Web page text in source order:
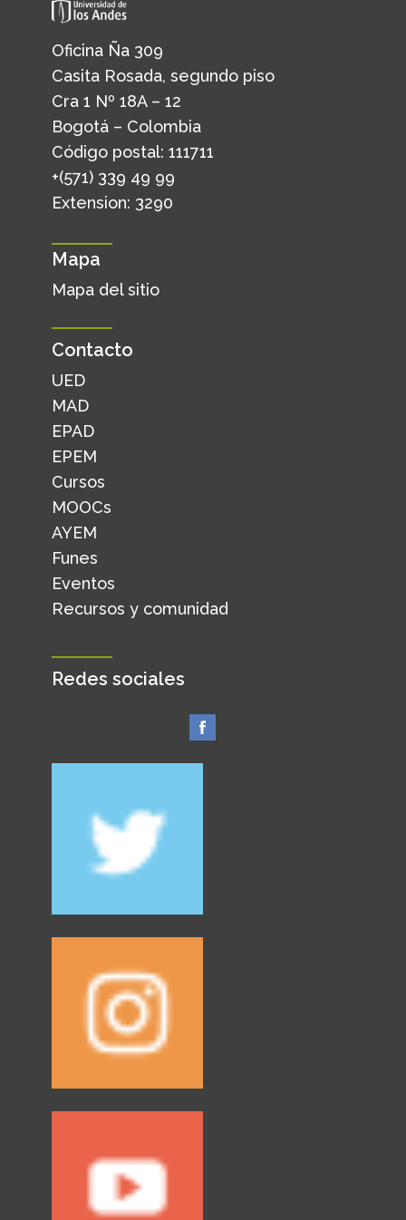
Oficina Ña 309
Casita Rosada, segundo piso
Cra 1 Nº 18A – 12
Bogotá – Colombia
Código postal: 111711
+(571) 339 49 99
Extension: 3290
Mapa
Mapa del sitio
Contacto
UED
MAD
EPAD
EPEM
Cursos
MOOCs
AYEM
Funes
Eventos
Recursos y comunidad
Redes sociales